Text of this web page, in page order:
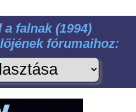
falnak (1994)
fórumaihoz: